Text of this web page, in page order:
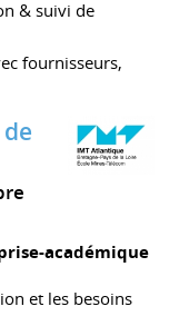
& suivi de
fournisseurs,
académique
et les besoins